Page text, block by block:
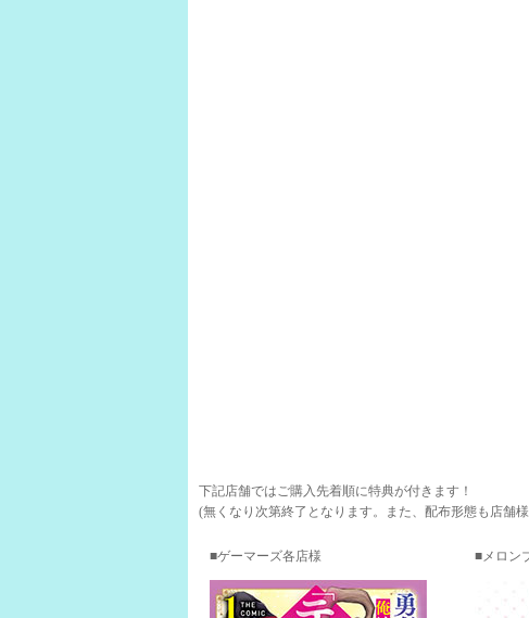
下記店舗ではご購入先着順に特典が付きます！
(無くなり次第終了となります。また、配布形態も店舗
ゲーマーズ各店様 メロン